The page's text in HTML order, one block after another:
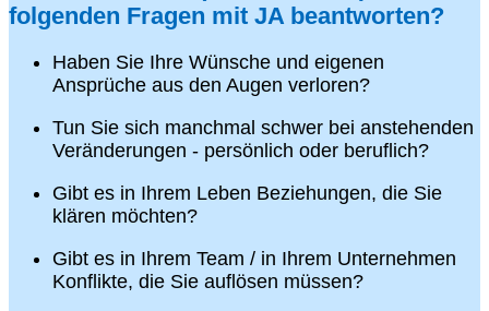
folgenden Fragen mit JA beantworten?
Haben Sie Ihre Wünsche und eigenen
Ansprüche aus den Augen verloren?
Tun Sie sich manchmal schwer bei anstehenden
Veränderungen - persönlich oder beruflich?
Gibt es in Ihrem Leben Beziehungen, die Sie
klären möchten?
Gibt es in Ihrem Team / in Ihrem Unternehmen
Konflikte, die Sie auflösen müssen?